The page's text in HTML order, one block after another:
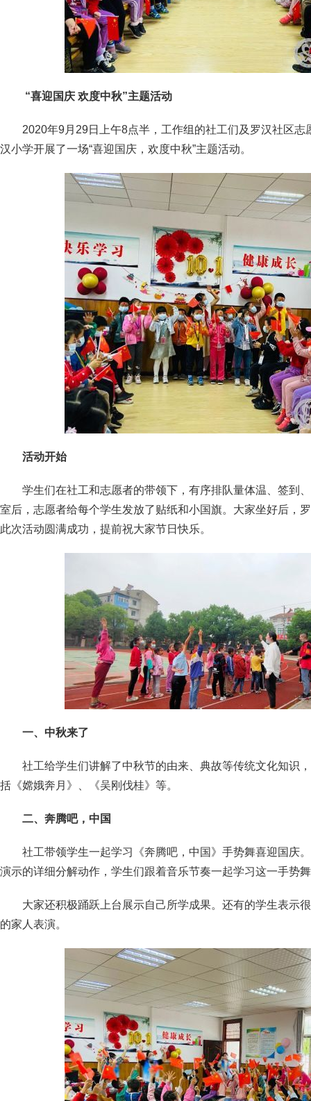
“喜迎国庆 欢度中秋”主题活动
2020年9月29日上午8点半，工作组的社工们及罗汉社区
汉小学开展了一场“喜迎国庆，欢度中秋”主题活动。
活动开始
学生们在社工和志愿者的带领下，有序排队量体温、签到
室后，志愿者给每个学生发放了贴纸和小国旗。大家坐好后，
此次活动圆满成功，提前祝大家节日快乐。
一、中秋来了
社工给学生们讲解了中秋节的由来、典故等传统文化知识
括《嫦娥奔月》、《吴刚伐桂》等。
二、奔腾吧，中国
社工带领学生一起学习《奔腾吧，中国》手势舞喜迎国庆
演示的详细分解动作，学生们跟着音乐节奏一起学习这一手势
大家还积极踊跃上台展示自己所学成果。还有的学生表示
的家人表演。